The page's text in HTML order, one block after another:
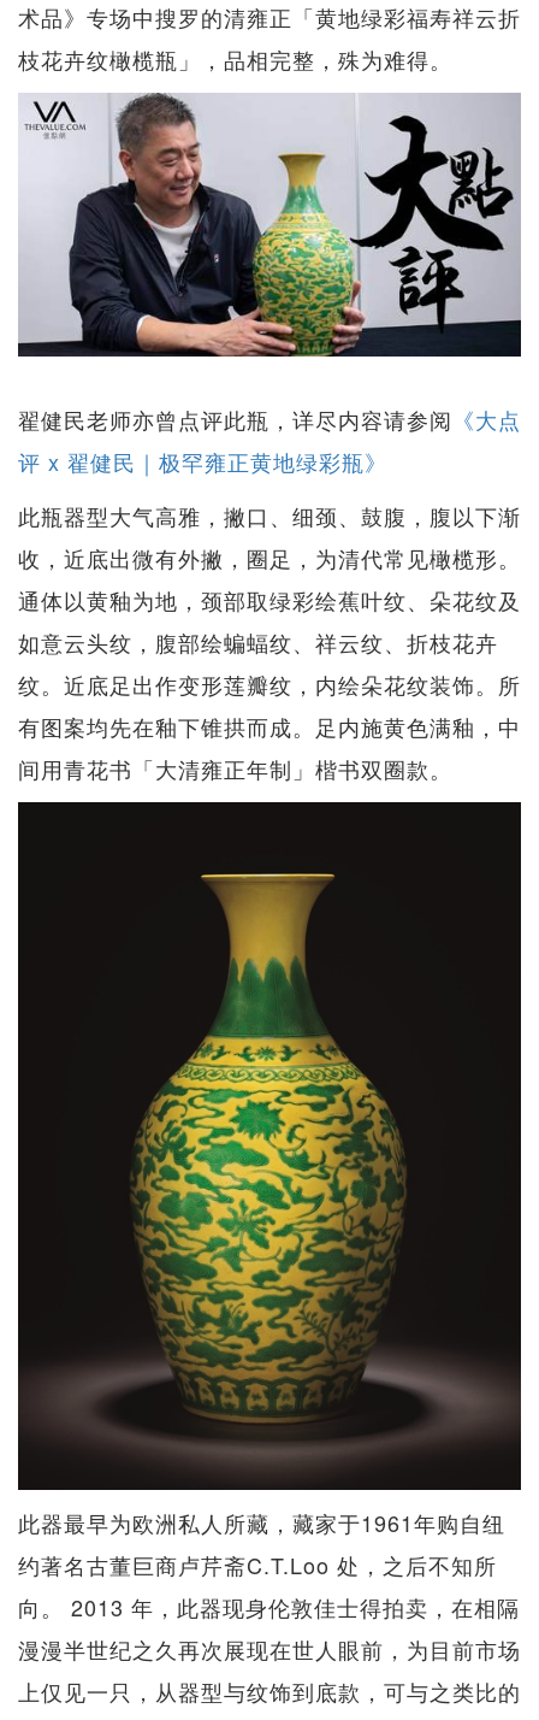
术品》专场中搜罗的清雍正「黄地绿彩福寿祥云折
枝花卉纹橄榄瓶」，品相完整，殊为难得。
翟健民老师亦曾点评此瓶，详尽内容请参阅 《大点
评 x 翟健民｜极罕雍正黄地绿彩瓶》
此瓶器型大气高雅，撇口、细颈、鼓腹，腹以下渐
收，近底出微有外撇，圈足，为清代常见橄榄形。
通体以黄釉为地，颈部取绿彩绘蕉叶纹、朵花纹及
如意云头纹，腹部绘蝙蝠纹、祥云纹、折枝花卉
纹。近底足出作变形莲瓣纹，内绘朵花纹装饰。所
有图案均先在釉下锥拱而成。足内施黄色满釉，中
间用青花书「大清雍正年制」楷书双圈款。
此器最早为欧洲私人所藏，藏家于1961年购自纽
约著名古董巨商卢芹斋C.T.Loo 处，之后不知所
向。 2013 年，此器现身伦敦佳士得拍卖，在相隔
漫漫半世纪之久再次展现在世人眼前，为目前市场
上仅见一只，从器型与纹饰到底款，可与之类比的